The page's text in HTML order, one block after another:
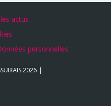
actus
personnelles
2026